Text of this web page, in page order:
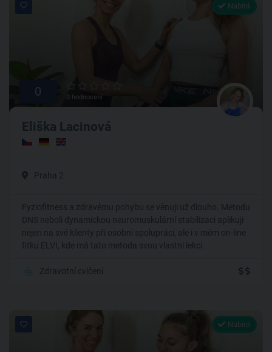
Nabírá
0 0 hodnocení
Eliška Lacinová
Praha 2
Fyziofitness a zdravému pohybu se věnuji už dlouho. Metodu
DNS neboli dynamickou neuromuskulární stabilizaci aplikuji
nejen na své klienty při osobní spolupráci, ale i v mém on-line
fitku ELVI, kde má tato metoda svou vlastní lekci.
Zdravotní cvičení
Nabírá